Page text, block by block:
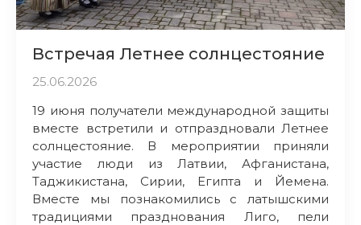
Встречая Летнее солнцестояние
25.06.2026
19 июня получатели международной защиты
вместе встретили и отпраздновали Летнее
солнцестояние. В мероприятии приняли
участие люди из Латвии, Афганистана,
Таджикистана, Сирии, Египта и Йемена.
Вместе мы познакомились с латышскими
традициями празднования Лиго, пели